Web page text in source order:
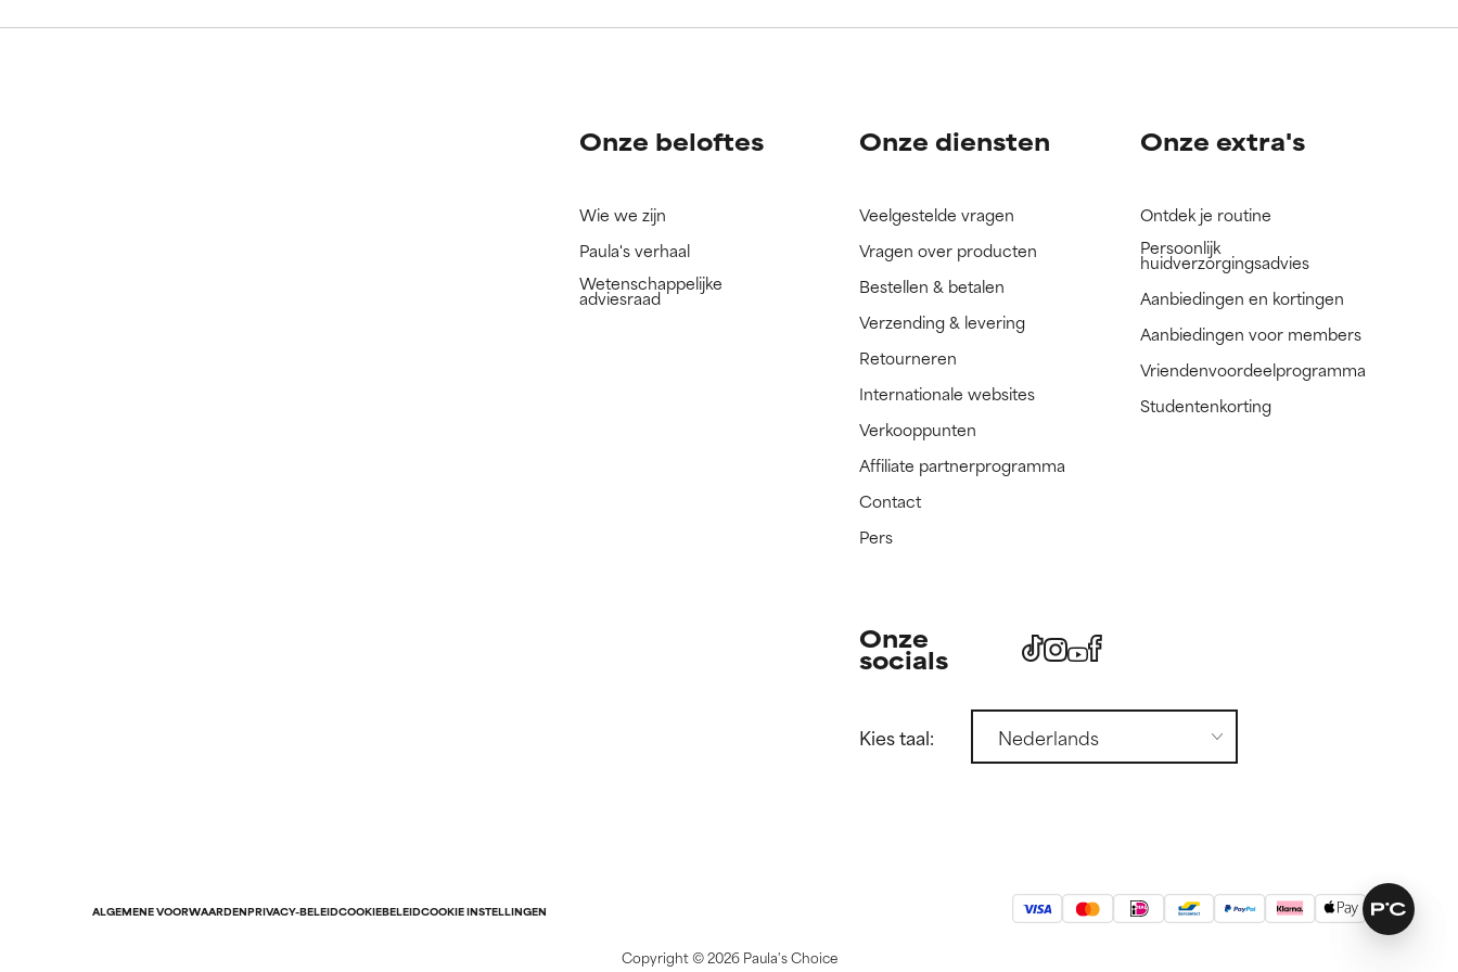
We hebben dit ingrediënt nog niet beoordeeld omdat we het onderzoek ernaar nog niet
We hebben dit ingrediënt nog niet beoordeeld omdat we het onderzoek ernaar nog niet
Onze beloftes
Wie we zijn
Paula's verhaal
Wetenschappelijke
adviesraad
Onze diensten
Veelgestelde vragen
Vragen over producten
Bestellen & betalen
Verzending & levering
Retourneren
Internationale websites
Verkooppunten
Affiliate partnerprogramma
Contact
Pers
Onze extra's
Ontdek je routine
Persoonlijk
huidverzorgingsadvies
Aanbiedingen en kortingen
Aanbiedingen voor members
Vriendenvoordeelprogramma
Studentenkorting
Onze
socials
Kies taal:
ALGEMENE VOORWAARDENPRIVACY-BELEIDCOOKIEBELEIDCOOKIE INSTELLINGEN
Copyright ©2026 Paula's Choice